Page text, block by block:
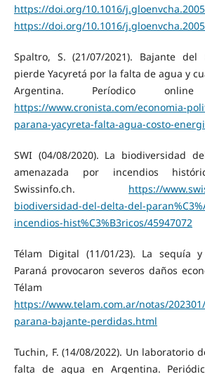
https://doi.org/10.1016/
https://doi.org/10.1016/
Spaltro, S. (21/07/2021). Bajante del
pierde Yacyretá por la falta de agua y
Argentina. Períodico
https://www.cronista.com/economia-
parana-yacyreta-falta-agua-costo-
SWI (04/08/2020). La biodiversidad
amenazada por incendios
Swissinfo.ch. https://
biodiversidad-del-delta-del-
incendios-hist%C3%B3ricos/45947072
Télam Digital (11/01/23). La sequía
Paraná provocaron severos daños
Télam
https://www.telam.com.ar/notas/
parana-bajante-perdidas.html
Tuchin, F. (14/08/2022). Un laboratorio
falta de agua en Argentina.